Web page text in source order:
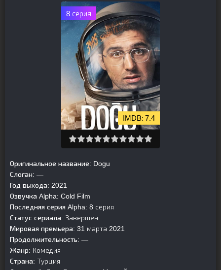
8 серия
7.4
Оригинальное название: Dogu
Слоган: —
Год выхода: 2021
Озвучка Alpha: Cold Film
Последняя серия Alpha: 8 серия
Статус сериала: Завершен
Мировая премьера: 31 марта 2021
Продолжительность: —
Жанр: Комедия
Страна: Турция